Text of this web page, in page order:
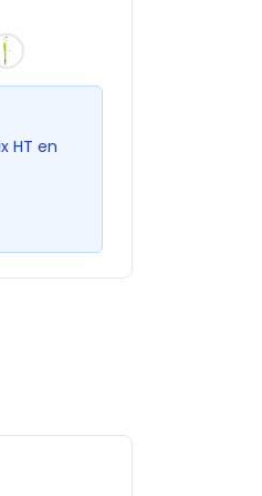
HT en